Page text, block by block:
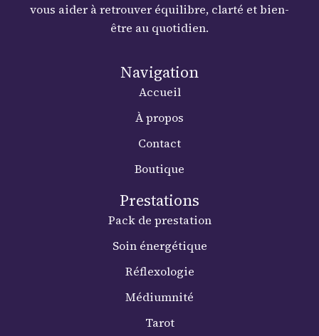
vous aider à retrouver équilibre, clarté et bien-
être au quotidien.
Navigation
Accueil
À propos
Contact
Boutique
Prestations
Pack de prestation
Soin énergétique
Réflexologie
Médiumnité
Tarot